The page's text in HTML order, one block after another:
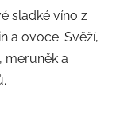
sladké víno z
a ovoce. Svěží,
meruněk a